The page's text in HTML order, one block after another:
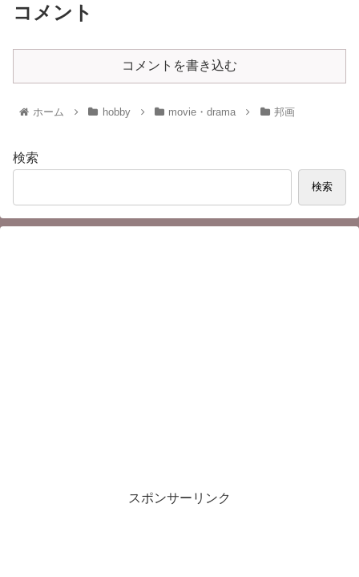
コメント
コメントを書き込む
ホーム hobby movie・drama 邦画
検索
検索
スポンサーリンク